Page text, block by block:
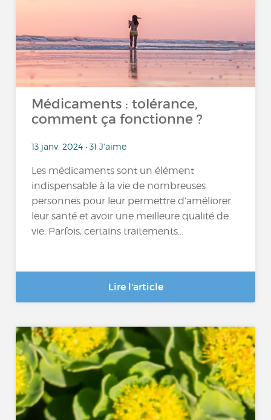
Médicaments : tolérance,
comment ça fonctionne ?
13 janv. 2024 • 31 J'aime
Les médicaments sont un élément
indispensable à la vie de nombreuses
personnes pour leur permettre d’améliorer
leur santé et avoir une meilleure qualité de
vie. Parfois, certains traitements...
Lire l'article